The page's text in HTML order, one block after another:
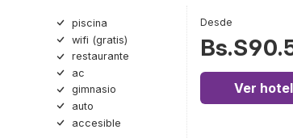
piscina
wifi (gratis)
restaurante
ac
gimnasio
auto
accesible
Desde
Ver hotel